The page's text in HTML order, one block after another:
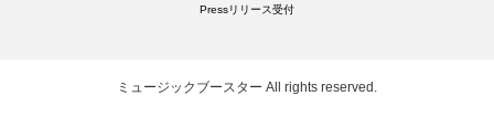
Pressリリース受付
ミュージックブースター All rights reserved.